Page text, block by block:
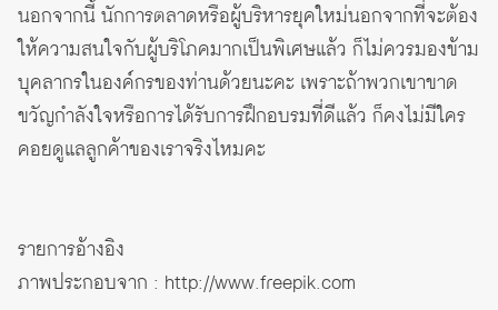
นอกจากนี้ นักการตลาดหรือผู้บริหารยุคใหม่นอกจากที่จะต้อง
ให้ความสนใจกับผู้บริโภคมากเป็นพิเศษแล้ว ก็ไม่ควรมองข้าม
บุคลากรในองค์กรของท่านด้วยนะคะ เพราะถ้าพวกเขาขาด
ขวัญกำลังใจหรือการได้รับการฝึกอบรมที่ดีแล้ว ก็คงไม่มีใคร
คอยดูแลลูกค้าของเราจริงไหมคะ
รายการอ้างอิง
ภาพประกอบจาก : http://www.freepik.com